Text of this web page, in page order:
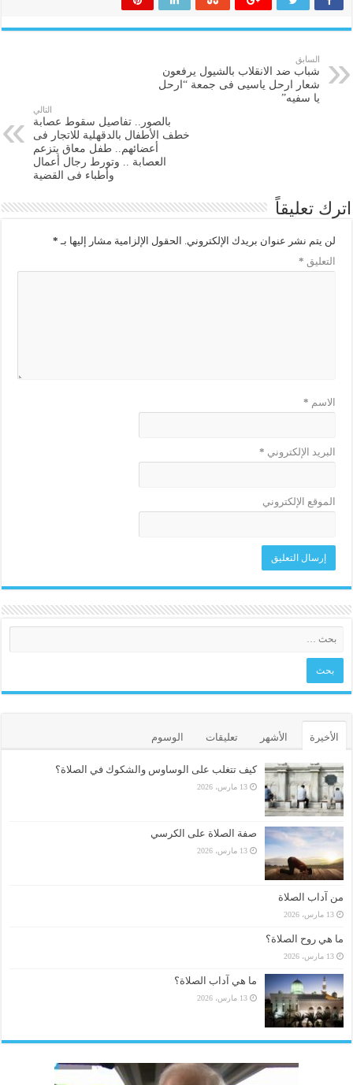
السابق
شباب ضد الانقلاب بالشيول يرفعون
شعار ارحل ياسيى فى جمعة “ارحل
يا سفيه”
التالي
بالصور.. تفاصيل سقوط عصابة
خطف الأطفال بالدقهلية للاتجار فى
أعضائهم.. طفل معاق يتزعم
العصابة .. وتورط رجال أعمال
وأطباء فى القضية
اترك تعليقاً
لن يتم نشر عنوان بريدك الإلكتروني. الحقول الإلزامية مشار إليها بـ *
التعليق *
الاسم *
البريد الإلكتروني *
الموقع الإلكتروني
الأخيرة الأشهر تعليقات الوسوم
كيف تتغلب على الوساوس والشكوك في الصلاة؟
13 مارس، 2026
صفة الصلاة على الكرسي
13 مارس، 2026
من آداب الصلاة
13 مارس، 2026
ما هي روح الصلاة؟
13 مارس، 2026
ما هي آداب الصلاة؟
13 مارس، 2026